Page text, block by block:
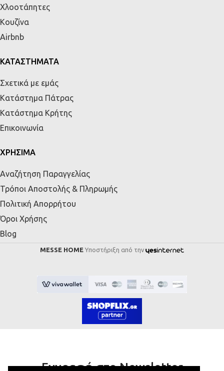
Χλοοτάπητες
Κουζίνα
Airbnb
ΚΑΤΑΣΤΗΜΑΤΑ
Σχετικά με εμάς
Κατάστημα Πάτρας
Κατάστημα Κρήτης
Επικοινωνία
ΧΡΗΣΙΜΑ
Αναζήτηση Παραγγελίας
Τρόποι Αποστολής & Πληρωμής
Πολιτική Απορρήτου
Όροι Χρήσης
Blog
MESSE HOME Υποστήριξη από την
Εγγραφή στο Newsletter